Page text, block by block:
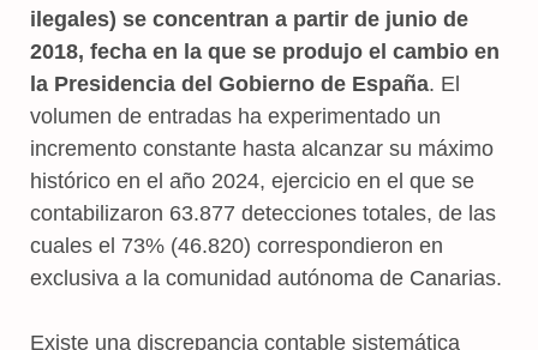
ilegales) se concentran a partir de junio de
2018, fecha en la que se produjo el cambio en
la Presidencia del Gobierno de España. El
volumen de entradas ha experimentado un
incremento constante hasta alcanzar su máximo
histórico en el año 2024, ejercicio en el que se
contabilizaron 63.877 detecciones totales, de las
cuales el 73% (46.820) correspondieron en
exclusiva a la comunidad autónoma de Canarias.
Existe una discrepancia contable sistemática